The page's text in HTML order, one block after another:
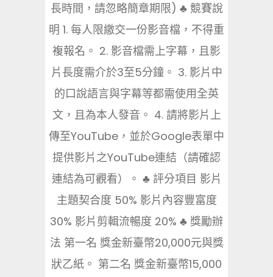
長時間，請忽略簡章期限) ♣ 競賽說
明 1. 每人限繳交一份影音檔，不得重
複報名。 2. 影音檔需上字幕，且影
片長度需介於3至5分鐘。 3. 影片中
的口說語言與字幕等都需使用全英
文，且為本人發音。 4. 請將影片上
傳至YouTube，並於Google表單中
提供影片之YouTube連結（請確認
連結為可觀看）。 ♣ 評分項目 影片
主題契合度 50% 影片內容豐富度
30% 影片剪輯流暢度 20% ♣ 獎勵辦
法 第一名 獎金新臺幣20,000元與獎
狀乙紙。 第二名 獎金新臺幣15,000